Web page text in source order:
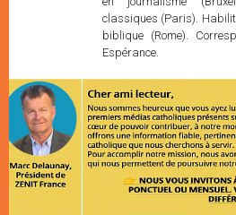
classiques (Paris).
biblique (Rome).
Espérance.